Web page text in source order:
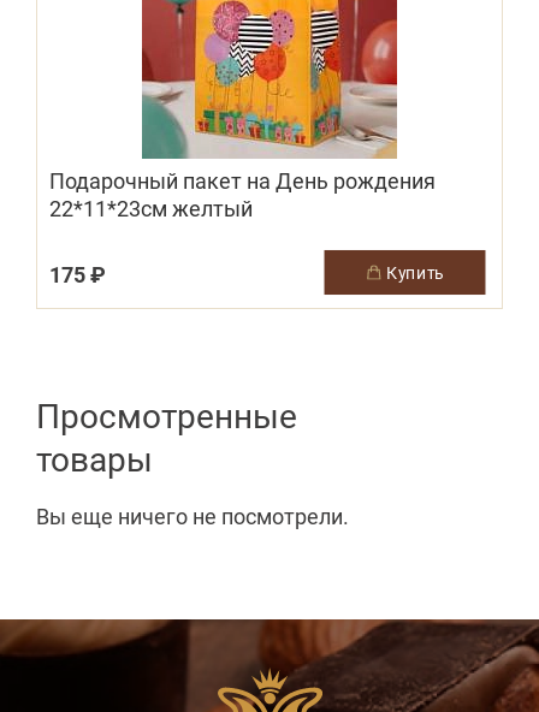
Подарочный пакет на День рождения
22*11*23см желтый
175 ₽ купить
Просмотренные
товары
Вы еще ничего не посмотрели.